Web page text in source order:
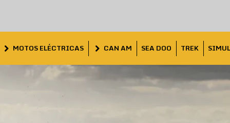
MOTOS ELÉCTRICAS CAN AM SEA DOO TREK